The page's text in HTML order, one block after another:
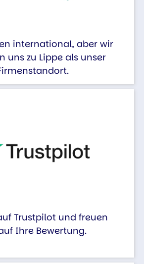
international, aber wir
uns zu Lippe als unser
Trustpilot und freuen
Ihre Bewertung.